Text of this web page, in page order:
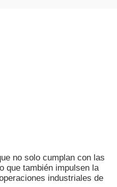
no solo cumplan con las
que también impulsen la
industriales de